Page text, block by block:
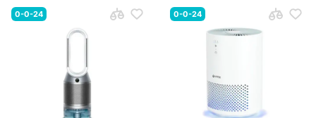
0-0-24 0-0-24